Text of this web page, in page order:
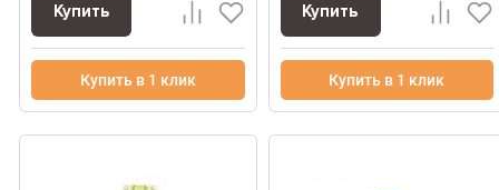
Купить
Купить в 1 клик
Купить
Купить в 1 клик